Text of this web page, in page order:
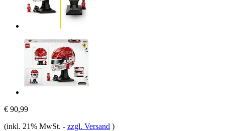
€ 90,99
(inkl. 21% MwSt. - zzgl. Versand )